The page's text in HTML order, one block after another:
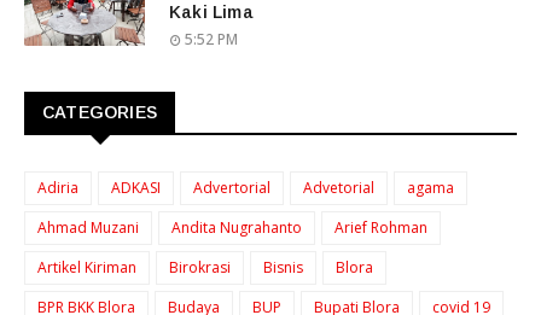
Kaki Lima
5:52 PM
CATEGORIES
Adiria ADKASI Advertorial Advetorial
agama
Ahmad Muzani
Andita Nugrahanto
Arief Rohman
Artikel Kiriman
Birokrasi Bisnis
Blora
BPR BKK Blora
Budaya BUP Bupati Blora
covid 19